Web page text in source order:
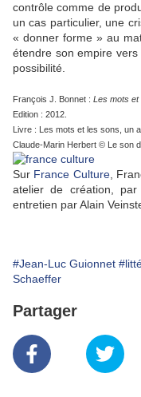
contrôle comme de
un cas particulier, une
« donner forme » au
étendre son empire
possibilité.
François J. Bonnet : Les mots et
Edition : 2012.
Livre : Les mots et les sons, un
Claude-Marin Herbert © Le son
Sur France Culture,
atelier de création,
entretien par Alain
#Jean-Luc Guionnet
Schaeffer
Partager